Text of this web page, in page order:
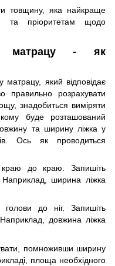
товщину, яка найкраще
та пріоритетам щодо
матрацу - як
матрацу, який відповідає
правильно розрахувати
знадобиться виміряти
буде розташований
та ширину ліжка у
Ось як проводиться
краю до краю. Запишіть
ширина ліжка
до ніг. Запишіть
довжина ліжка
помноживши ширину
площа необхідного